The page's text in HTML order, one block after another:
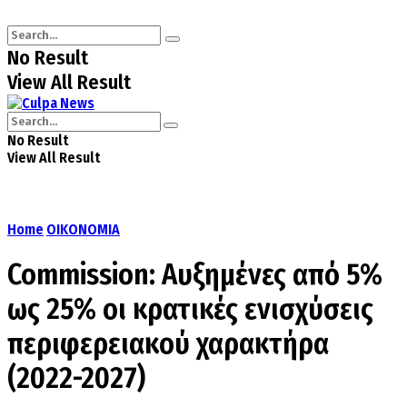
No Result
View All Result
No Result
View All Result
Home ΟΙΚΟΝΟΜΙΑ
Commission: Αυξημένες από 5%
ως 25% οι κρατικές ενισχύσεις
περιφερειακού χαρακτήρα
(2022-2027)